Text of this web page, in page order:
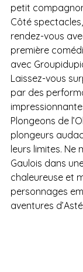
petit
Côté
rendez-vous
première
avec
Laissez-vous
par des
Plongeons de
plongeurs
leurs limites. Ne
Gaulois dans
chaleureuse et
personnages
aventures